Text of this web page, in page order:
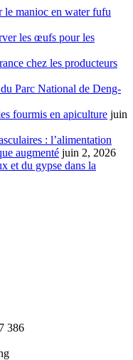
le manioc en water fufu
les œufs pour les
chez les producteurs
Parc National de Deng-
fourmis en apiculture juin
: l’alimentation
augmenté juin 2, 2026
et du gypse dans la
386